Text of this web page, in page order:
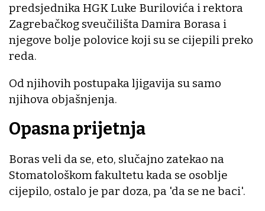
predsjednika HGK Luke Burilovića i rektora
Zagrebačkog sveučilišta Damira Borasa i
njegove bolje polovice koji su se cijepili preko
reda.
Od njihovih postupaka ljigavija su samo
njihova objašnjenja.
Opasna prijetnja
Boras veli da se, eto, slučajno zatekao na
Stomatološkom fakultetu kada se osoblje
cijepilo, ostalo je par doza, pa 'da se ne baci'.